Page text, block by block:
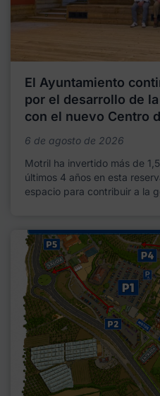
El Ayuntamiento
por el desarrollo de
con el nuevo Centro
6 de agosto de 2026
Motril ha invertido más de
últimos 4 años en esta
espacio para contribuir a la